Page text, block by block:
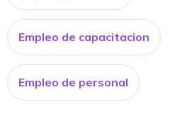
Empleo de capacitacion
Empleo de personal